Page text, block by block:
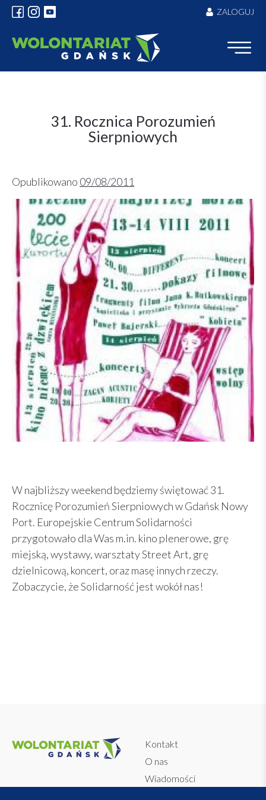
Skip
content
ZALOGUJ
31. Rocznica Porozumień
Sierpniowych
Opublikowano 09/08/2011
W najbliższy weekend będziemy świętować 31.
Rocznicę Porozumień Sierpniowych w Gdańsk Nowy
Port. Europejskie Centrum Solidarności
przygotowało dla Was m.in. kino plenerowe, grę
miejską, wystawy, warsztaty Street Art, grę
dzielnicową, koncert, oraz masę innych rzeczy.
Zobaczycie, że Solidarność jest wokół nas!
Kontakt
O nas
Wiadomości